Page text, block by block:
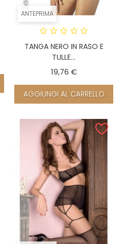
ANTEPRIMA
TANGA NERO IN RASO E
TULLE...
19,76 €Prezzo
AGGIUNGI AL CARRELLO